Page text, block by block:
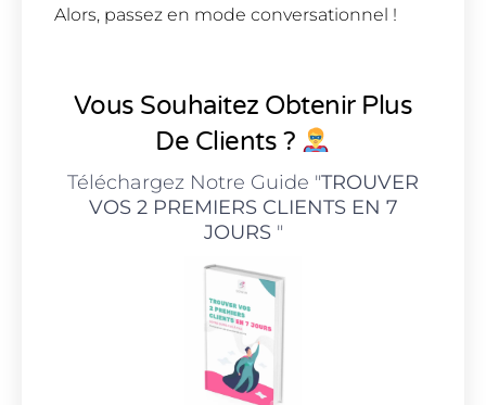
Alors, passez en mode conversationnel !
Vous Souhaitez Obtenir Plus
De Clients ?
Téléchargez Notre Guide "TROUVER
VOS 2 PREMIERS CLIENTS EN 7
JOURS"